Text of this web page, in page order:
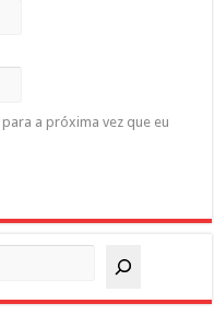
a próxima vez que eu